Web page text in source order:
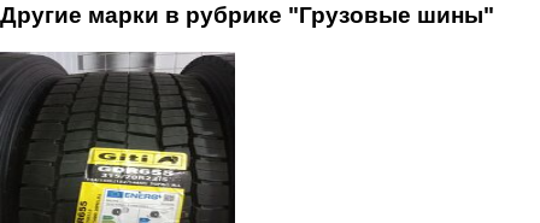
Другие марки в рубрике "Грузовые шины"